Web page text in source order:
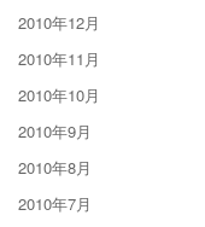
2010年12月
2010年11月
2010年10月
2010年9月
2010年8月
2010年7月